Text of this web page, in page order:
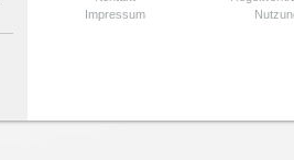
Impressum